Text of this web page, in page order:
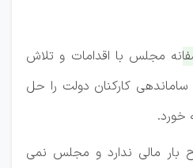
مجلس با اقدامات و تلاش
کارکنان دولت را حل
خورد.
بار مالی ندارد و مجلس نمی